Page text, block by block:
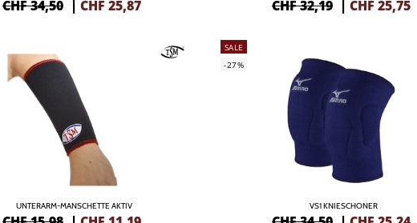
CHF 34,50 | CHF 25,87 CHF 32,19 | CHF 25,75
UNTERARM-MANSCHETTE AKTIV
SALE
-27%
VS1 KNIESCHONER